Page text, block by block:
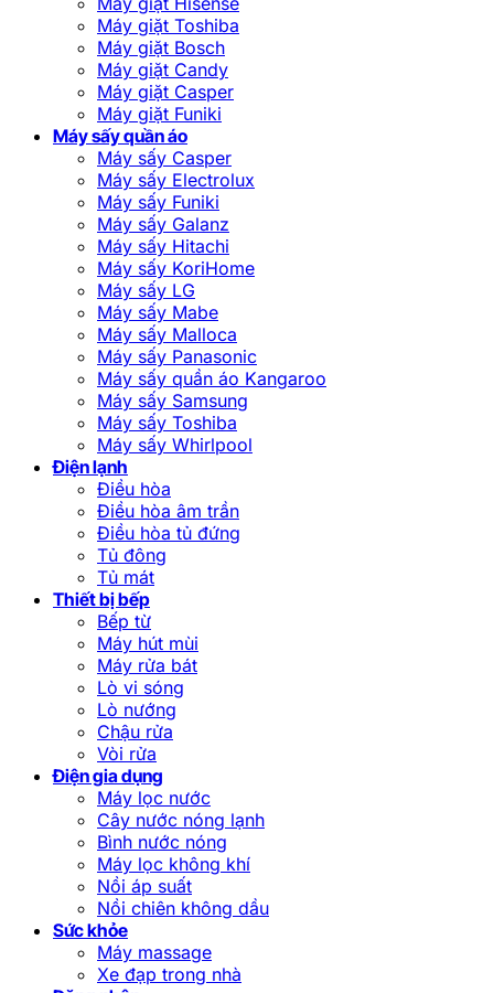
Máy giặt Toshiba
Máy giặt Bosch
Máy giặt Candy
Máy giặt Casper
Máy giặt Funiki
Máy sấy quần áo
Máy sấy Casper
Máy sấy Electrolux
Máy sấy Funiki
Máy sấy Galanz
Máy sấy Hitachi
Máy sấy KoriHome
Máy sấy LG
Máy sấy Mabe
Máy sấy Malloca
Máy sấy Panasonic
Máy sấy quần áo Kangaroo
Máy sấy Samsung
Máy sấy Toshiba
Máy sấy Whirlpool
Điện lạnh
Điều hòa
Điều hòa âm trần
Điều hòa tủ đứng
Tủ đông
Tủ mát
Thiết bị bếp
Bếp từ
Máy hút mùi
Máy rửa bát
Lò vi sóng
Lò nướng
Chậu rửa
Vòi rửa
Điện gia dụng
Máy lọc nước
Cây nước nóng lạnh
Bình nước nóng
Máy lọc không khí
Nồi áp suất
Nồi chiên không dầu
Sức khỏe
Máy massage
Xe đạp trong nhà